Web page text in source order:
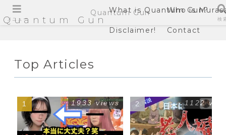
Quantum Gun
What is Quantum Gun?
Who is
Disclaimer! Contact
Top Articles
1933 views 1122
メニュー
Quantum Gun
検